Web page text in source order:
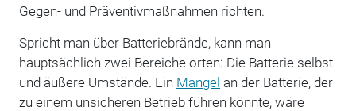
Gegen- und Präventivmaßnahmen richten.
Spricht man über Batteriebrände, kann man
hauptsächlich zwei Bereiche orten: Die Batterie selbst
und äußere Umstände. Ein Mangel an der Batterie, der
zu einem unsicheren Betrieb führen könnte, wäre